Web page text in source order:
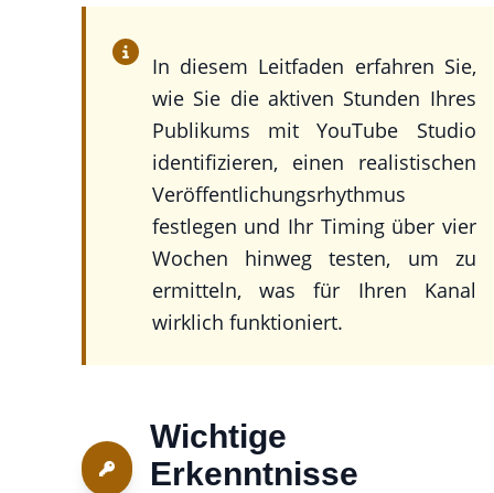
In diesem Leitfaden erfahren Sie,
wie Sie die aktiven Stunden Ihres
Publikums mit YouTube Studio
identifizieren, einen realistischen
Veröffentlichungsrhythmus
festlegen und Ihr Timing über vier
Wochen hinweg testen, um zu
ermitteln, was für Ihren Kanal
wirklich funktioniert.
Wichtige
Erkenntnisse